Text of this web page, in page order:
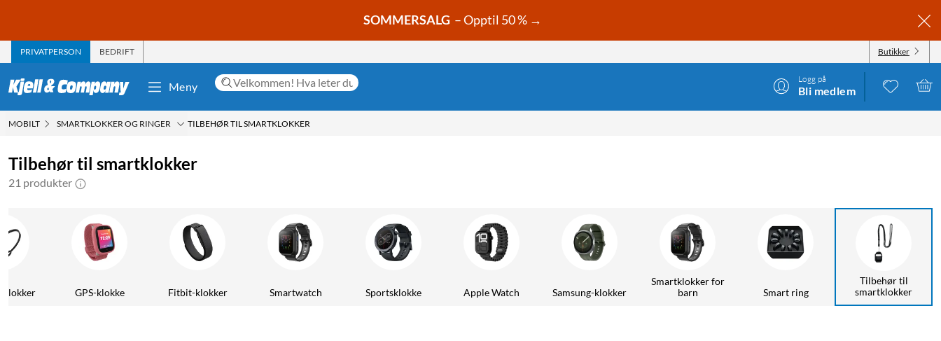
SOMMERSALG – Opptil 50 % →
PRIVATPERSON BEDRIFT Butikker
Meny
Logg på
Bli medlem
MOBILT SMARTKLOKKER OG RINGER TILBEHØR TIL SMARTKLOKKER
Tilbehør til smartklokker
21 produkter
klokker GPS-klokke Fitbit-klokker Smartwatch Sportsklokke Apple Watch Samsung-klokker
Smartklokker for
barn
Smart ring
Tilbehør til
smartklokker